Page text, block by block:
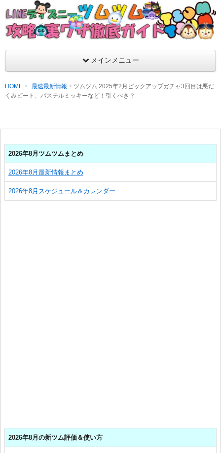
LINEディズニー ツムツム攻略・裏ワザ徹底
支持率No1！痒いところに手が届くツムツム攻略サイト！新ツ
ラ評価も丁寧に解説！ツムツムを120％楽しめるサイトを目指し
メインメニュー
HOME 最速最新情報
ツムツム 2025年2月ピックアップガチャ3回目は悪だ
くみピート、パステルミッキーなど！引くべき？
2026年8月ツムツムまとめ
2026年8月最新情報まとめ
2026年8月スケジュール＆カレンダー
2026年8月の新ツム評価＆使い方